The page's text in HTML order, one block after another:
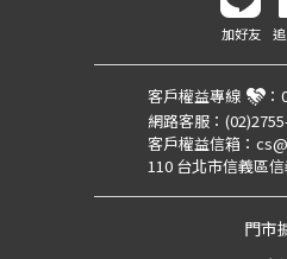
加好友
客戶權益專線 ：
網路客服：
客戶權益信箱：
110 台北市信義區
門市